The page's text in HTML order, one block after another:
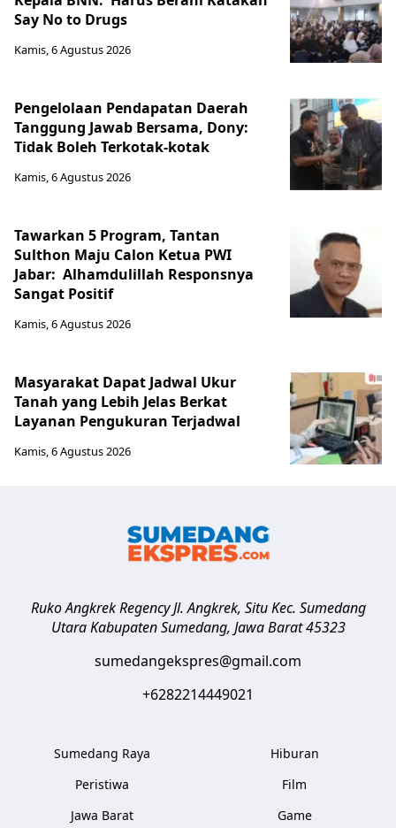
Say No to Drugs
Kamis, 6 Agustus 2026
Pengelolaan Pendapatan Daerah
Tanggung Jawab Bersama, Dony:
Tidak Boleh Terkotak-kotak
Kamis, 6 Agustus 2026
Tawarkan 5 Program, Tantan
Sulthon Maju Calon Ketua PWI
Jabar: Alhamdulillah Responsnya
Sangat Positif
Kamis, 6 Agustus 2026
Masyarakat Dapat Jadwal Ukur
Tanah yang Lebih Jelas Berkat
Layanan Pengukuran Terjadwal
Kamis, 6 Agustus 2026
Ruko Angkrek Regency Jl. Angkrek, Situ Kec. Sumedang
Utara Kabupaten Sumedang, Jawa Barat 45323
sumedangekspres@gmail.com
+6282214449021
Sumedang Raya
Peristiwa
Jawa Barat
Hiburan
Film
Game